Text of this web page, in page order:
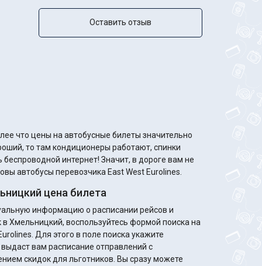
Оставить отзыв
что цены на автобусные билеты значительно
интернет! Значит, в дороге вам не
автобусы перевозчика East West Eurolines.
цена билета
информацию о расписании рейсов и
в Хмельницкий, воспользуйтесь формой поиска на
Для этого в поле поиска укажите
вам расписание отправлений с
для льготников. Вы сразу можете